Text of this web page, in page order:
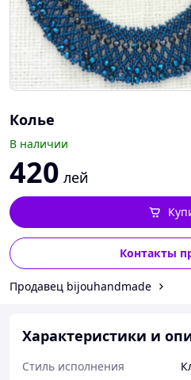
Колье
В наличии
420 лей
Контакты
Продавец bijouhandmade
Характеристики и
Стиль исполнения